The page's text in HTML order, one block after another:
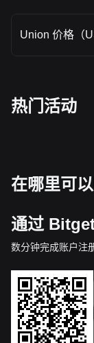
Union 价格（
热门活动
在哪里可
通过
数分钟完成账户注